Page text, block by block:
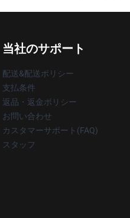
当社のサポート
配送&配送ポリシー
支払条件
返品・返金ポリシー
お問い合わせ
カスタマーサポート(FAQ)
スタッフ